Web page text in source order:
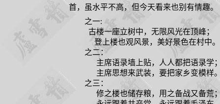
首，虽水平不高，但今天看来也别有情趣。
之一:
古楼一座立树中，无限风光在顶峰；
登上楼也观风景，美好景色在村中。
之二：
主席语录墙上贴，人人都把语录学
主席思想来武装，要把家乡变模样
之三：
修之楼也储存粮，用之备战又备荒